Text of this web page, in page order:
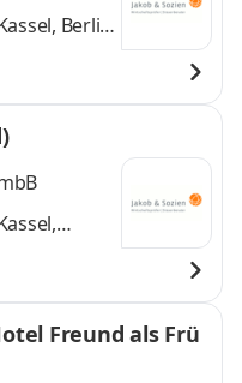
Berlin,
Freund als Frü